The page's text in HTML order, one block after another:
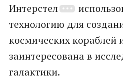
Интерстел
технологию для
космических кораблей
заинтересована в
галактики.